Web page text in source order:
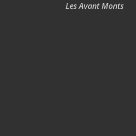
Les Avant Monts